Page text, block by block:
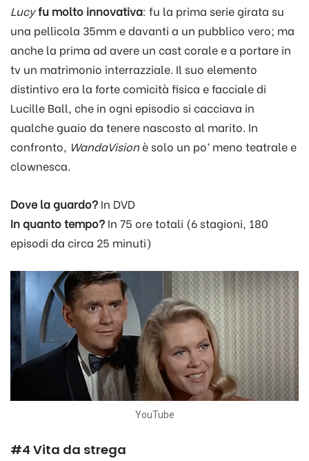
Lucyfu molto innovativa: fu la prima serie girata su
una pellicola 35mm e davanti a un pubblico vero; ma
anche la prima ad avere un cast corale e a portare in
tv un matrimonio interrazziale. Il suo elemento
distintivo era la forte comicità fisica e facciale di
Lucille Ball, che in ogni episodio si cacciava in
qualche guaio da tenere nascosto al marito. In
confronto, WandaVisionè solo un po’ meno teatrale e
clownesca.
Dove la guardo? In DVD
In quanto tempo? In 75 ore totali (6 stagioni, 180
episodi da circa 25 minuti)
YouTube
#4 Vita da strega